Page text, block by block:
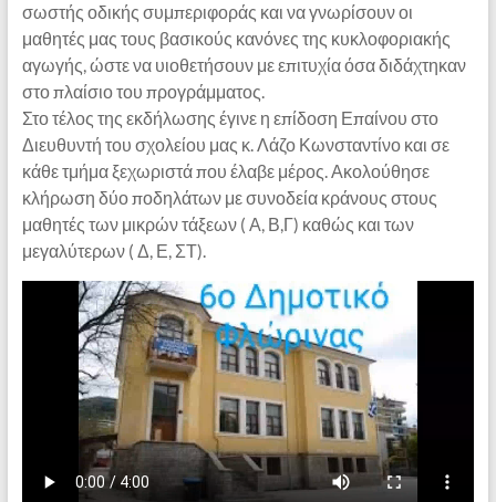
σωστής οδικής συμπεριφοράς και να γνωρίσουν οι
μαθητές μας τους βασικούς κανόνες της κυκλοφοριακής
αγωγής, ώστε να υιοθετήσουν με επιτυχία όσα διδάχτηκαν
στο πλαίσιο του προγράμματος.
Στο τέλος της εκδήλωσης έγινε η επίδοση Επαίνου στο
Διευθυντή του σχολείου μας κ. Λάζο Κωνσταντίνο και σε
κάθε τμήμα ξεχωριστά που έλαβε μέρος. Ακολούθησε
κλήρωση δύο ποδηλάτων με συνοδεία κράνους στους
μαθητές των μικρών τάξεων ( Α, Β,Γ) καθώς και των
μεγαλύτερων ( Δ, Ε, ΣΤ).